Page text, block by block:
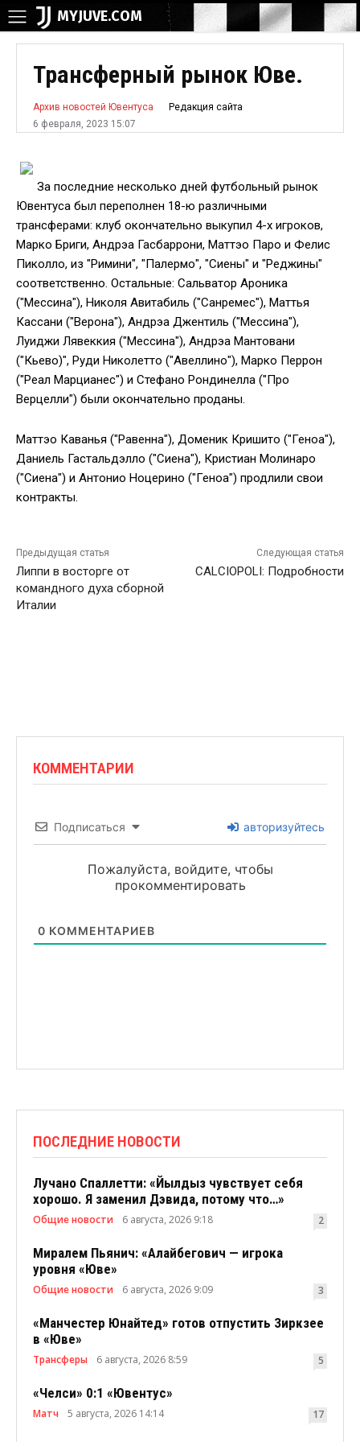
MYJUVE.COM
Трансферный рынок Юве.
Архив новостей Ювентуса
Редакция сайта
6 февраля, 2023 15:07
За последние несколько дней футбольный рынок
Ювентуса был переполнен 18-ю различными
трансферами: клуб окончательно выкупил 4-х игроков,
Марко Бриги, Андрэа Гасбаррони, Маттэо Паро и Фелис
Пиколло, из "Римини", "Палермо", "Сиены" и "Реджины"
соответственно. Остальные: Сальватор Ароника
("Мессина"), Николя Авитабиль ("Санремес"), Маттья
Кассани ("Верона"), Андрэа Джентиль ("Мессина"),
Луиджи Лявеккия ("Мессина"), Андрэа Мантовани
("Кьево)", Руди Николетто ("Авеллино"), Марко Перрон
("Реал Марцианес") и Стефано Рондинелла ("Про
Верцелли") были окончательно проданы.
Маттэо Каванья ("Равенна"), Доменик Кришито ("Геноа"),
Даниель Гастальдэлло ("Сиена"), Кристиан Молинаро
("Сиена") и Антонио Ноцерино ("Геноа") продлили свои
контракты.
Предыдущая статья
Липпи в восторге от
командного духа сборной
Италии
Следующая статья
CALCIOPOLI: Подробности
КОММЕНТАРИИ
Подписаться авторизуйтесь
Пожалуйста, войдите, чтобы
прокомментировать
0 КОММЕНТАРИЕВ
ПОСЛЕДНИЕ НОВОСТИ
Лучано Спаллетти: «Йылдыз чувствует себя
хорошо. Я заменил Дэвида, потому что…»
Общие новости 6 августа, 2026 9:18 2
Миралем Пьянич: «Алайбегович — игрока
уровня «Юве»
Общие новости 6 августа, 2026 9:09 3
«Манчестер Юнайтед» готов отпустить Зиркзее
в «Юве»
Трансферы 6 августа, 2026 8:59 5
«Челси» 0:1 «Ювентус»
Матч 5 августа, 2026 14:14 17